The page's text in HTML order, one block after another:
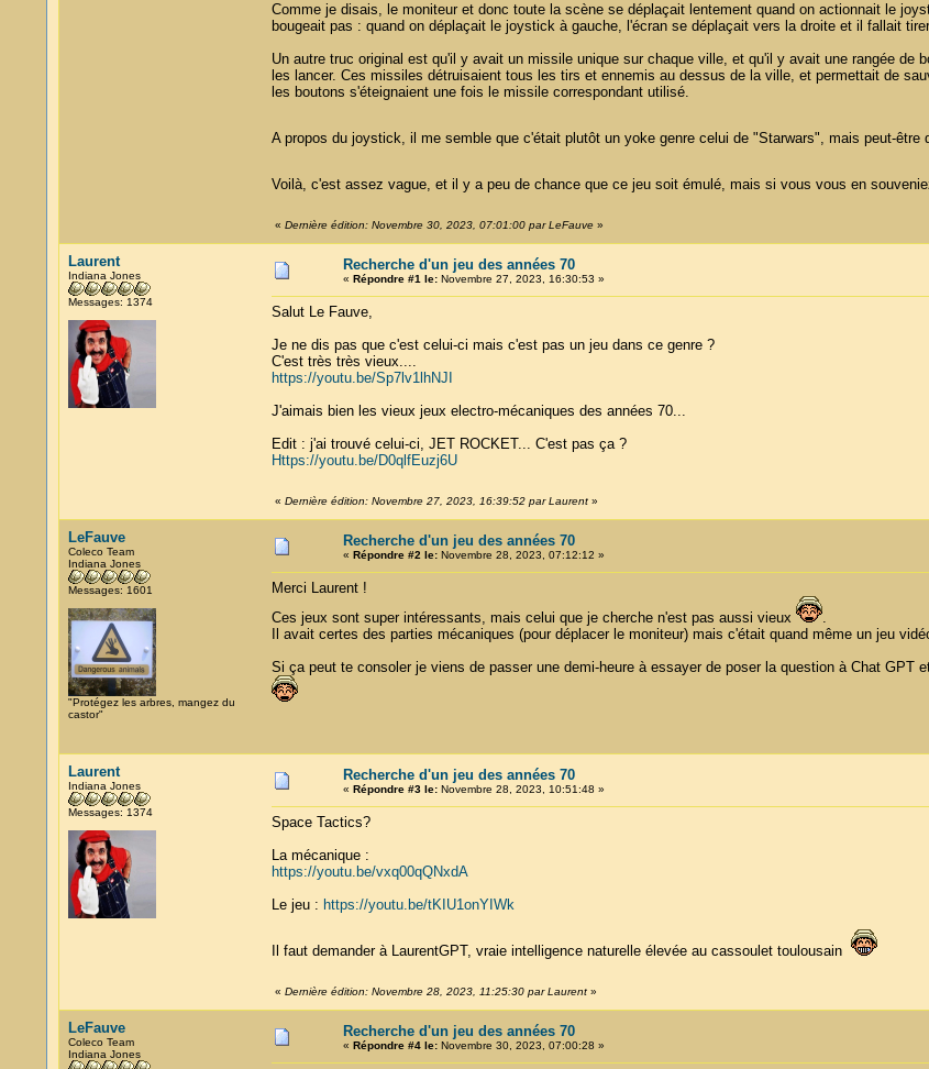
Comme je disais, le moniteur et donc toute la scène se déplaçait lentement quand on actionnait le
bougeait pas : quand on déplaçait le joystick à gauche, l'écran se déplaçait vers la droite et il fallait
Un autre truc original est qu'il y avait un missile unique sur chaque ville, et qu'il y avait une rangée de
les lancer. Ces missiles détruisaient tous les tirs et ennemis au dessus de la ville, et permettait de
les boutons s'éteignaient une fois le missile correspondant utilisé.
A propos du joystick, il me semble que c'était plutôt un yoke genre celui de "Starwars", mais peut-être
Voilà, c'est assez vague, et il y a peu de chance que ce jeu soit émulé, mais si vous vous en
« Dernière édition: Novembre 30, 2023, 07:01:00 par LeFauve»
Laurent
Indiana Jones
Messages: 1374
Recherche d'un jeu des années 70
« Répondre #1 le:Novembre 27, 2023, 16:30:53 »
Salut Le Fauve,
Je ne dis pas que c'est celui-ci mais c'est pas un jeu dans ce genre ?
C'est très très vieux....
https://youtu.be/Sp7lv1lhNJI
J'aimais bien les vieux jeux electro-mécaniques des années 70...
Edit : j'ai trouvé celui-ci, JET ROCKET... C'est pas ça ?
Https://youtu.be/D0qlfEuzj6U
« Dernière édition: Novembre 27, 2023, 16:39:52 par Laurent»
LeFauve
Coleco Team
Indiana Jones
Messages: 1601
"Protégez les arbres, mangez du
castor"
Recherche d'un jeu des années 70
« Répondre #2 le:Novembre 28, 2023, 07:12:12 »
Merci Laurent !
Ces jeux sont super intéressants, mais celui que je cherche n'est pas aussi vieux
.
Il avait certes des parties mécaniques (pour déplacer le moniteur) mais c'était quand même un jeu
Si ça peut te consoler je viens de passer une demi-heure à essayer de poser la question à Chat GPT
Laurent
Indiana Jones
Messages: 1374
Recherche d'un jeu des années 70
« Répondre #3 le:Novembre 28, 2023, 10:51:48 »
Space Tactics?
La mécanique :
https://youtu.be/vxq00qQNxdA
Le jeu : https://youtu.be/tKIU1onYIWk
Il faut demander à LaurentGPT, vraie intelligence naturelle élevée au cassoulet toulousain
« Dernière édition: Novembre 28, 2023, 11:25:30 par Laurent»
LeFauve
Coleco Team
Indiana Jones
Recherche d'un jeu des années 70
« Répondre #4 le:Novembre 30, 2023, 07:00:28 »